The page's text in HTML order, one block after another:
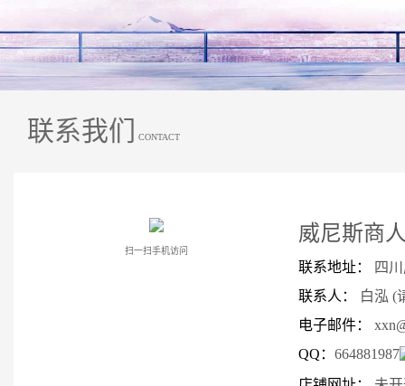
联系我们 CONTACT
扫一扫手机访问
威尼斯商
联系地址：
四
联系人：
白泓 (
电子邮件：
QQ： 664881987